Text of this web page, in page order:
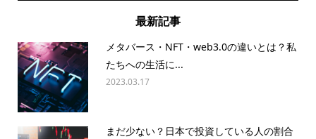
最新記事
メタバース・NFT・web3.0の違いとは？私
たちへの生活に...
2023.03.17
まだ少ない？日本で投資している人の割合